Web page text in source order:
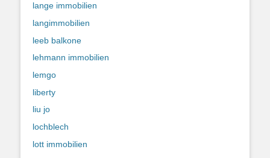
lange immobilien
langimmobilien
leeb balkone
lehmann immobilien
lemgo
liberty
liu jo
lochblech
lott immobilien